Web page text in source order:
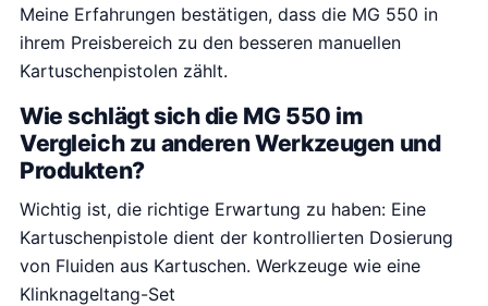
Meine Erfahrungen bestätigen, dass die MG 550 in
ihrem Preisbereich zu den besseren manuellen
Kartuschenpistolen zählt.
Wie schlägt sich die MG 550 im
Vergleich zu anderen Werkzeugen und
Produkten?
Wichtig ist, die richtige Erwartung zu haben: Eine
Kartuschenpistole dient der kontrollierten Dosierung
von Fluiden aus Kartuschen. Werkzeuge wie eine
Klinknageltang-Set